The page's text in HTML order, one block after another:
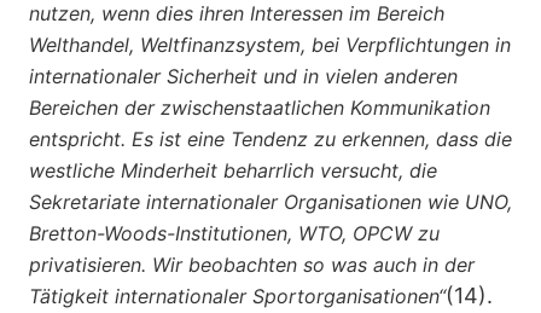
nutzen, wenn dies ihren Interessen im Bereich
Welthandel, Weltfinanzsystem, bei Verpflichtungen in
internationaler Sicherheit und in vielen anderen
Bereichen der zwischenstaatlichen Kommunikation
entspricht. Es ist eine Tendenz zu erkennen, dass die
westliche Minderheit beharrlich versucht, die
Sekretariate internationaler Organisationen wie UNO,
Bretton-Woods-Institutionen, WTO, OPCW zu
privatisieren. Wir beobachten so was auch in der
Tätigkeit internationaler Sportorganisationen“(14).